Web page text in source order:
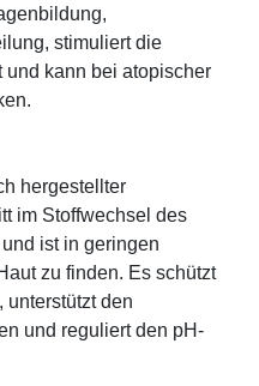
stimuliert die
und kann bei atopischer
hergestellter
im Stoffwechsel des
ist in geringen
zu finden. Es schützt
unterstützt den
und reguliert den pH-